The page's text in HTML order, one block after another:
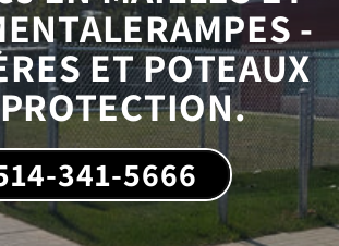
-
ET POTEAUX
341-5666